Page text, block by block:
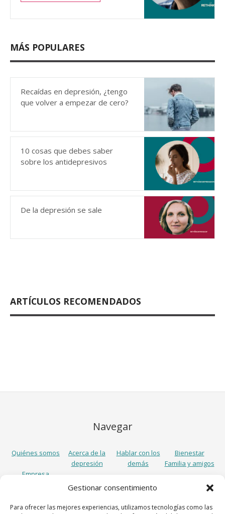
Gestionar consentimiento
Para ofrecer las mejores experiencias, utilizamos tecnologías como las
MÁS POPULARES
Recaídas en depresión, ¿tengo
que volver a empezar de cero?
10 cosas que debes saber
sobre los antidepresivos
De la depresión se sale
ARTÍCULOS RECOMENDADOS
Navegar
Quiénes somos
Acerca de la
depresión
Hablar con los
demás
Bienestar
Familia y amigos
Empresa
Síguenos